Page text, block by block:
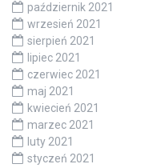
październik 2021
wrzesień 2021
sierpień 2021
lipiec 2021
czerwiec 2021
maj 2021
kwiecień 2021
marzec 2021
luty 2021
styczeń 2021